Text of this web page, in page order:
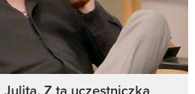
Z tą uczestniczką